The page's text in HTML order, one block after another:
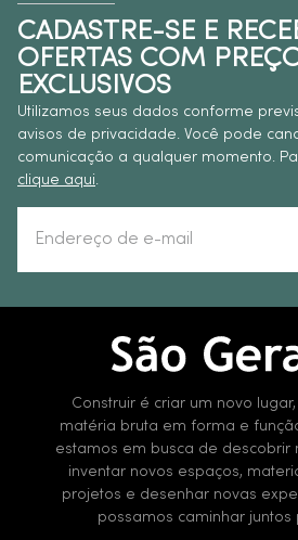
CADASTRE-SE E
OFERTAS COM
EXCLUSIVOS
Utilizamos seus dados conforme
avisos de privacidade. Você pode
comunicação a qualquer momento.
clique aqui.
Construir é criar um novo
matéria bruta em forma e
estamos em busca de descobrir
inventar novos espaços,
projetos e desenhar novas
possamos caminhar juntos